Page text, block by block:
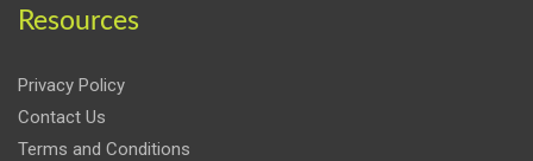
Resources
Privacy Policy
Contact Us
Terms and Conditions